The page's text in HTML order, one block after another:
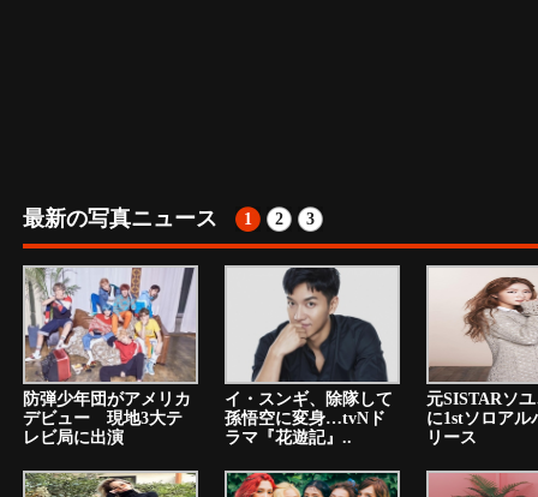
最新の写真ニュース 1 2 3
防弾少年団がアメリカ
デビュー 現地3大テ
レビ局に出演
イ・スンギ、除隊して
孫悟空に変身…tvNド
ラマ『花遊記』..
元SISTARソ
に1stソロアル
リース